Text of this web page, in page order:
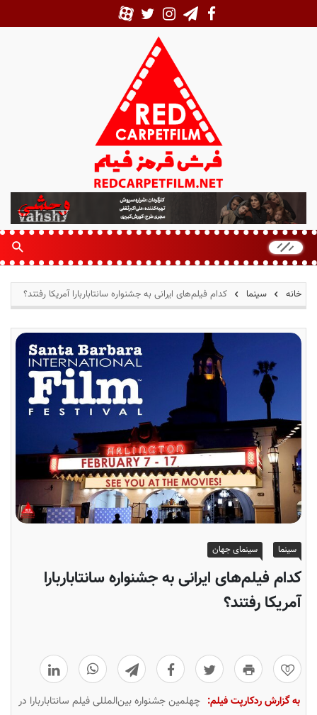
ر
ش
ر
م
ز
خانه سینما کدام فیلم‌های ایرانی به جشنواره سانتاباربارا آمریکا رفتند؟
سینما سینمای جهان
کدام فیلم‌های ایرانی به جشنواره سانتاباربارا
آمریکا رفتند؟
0
به گزارش ردکارپت فیلم: چهلمین جشنواره بین‌المللی فیلم سانتاباربارا در